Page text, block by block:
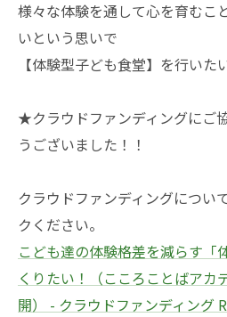
様々な体験を通して心を育むこ
いという思いで
【体験型子ども食堂】を行いた
★クラウドファンディングにご
うございました！！
クラウドファンディングについ
クください。
こども達の体験格差を減らす「
くりたい！（こころことばアカ
開） - クラウドファンディング